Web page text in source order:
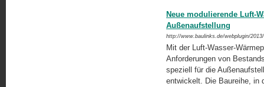
Neue modulierende Luft-
Außenaufstellung
http://www.baulinks.de/webplugin/
Mit der Luft-Wasser-
Anforderungen von
speziell für die
entwickelt. Die Baureihe, in